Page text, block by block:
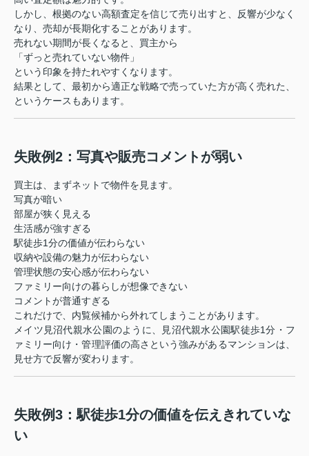
しかし、根拠のない高額査定を信じて売り出すと、反響が少なく
なり、売却が長期化することがあります。
売れない期間が長くなると、買主から
「ずっと売れていない物件」
という印象を持たれやすくなります。
結果として、最初から適正な戦略で売っていた方が高く売れた、
というケースもあります。
失敗例2：写真や販売コメントが弱い
買主は、まずネットで物件を見ます。
写真が暗い
部屋が狭く見える
生活感が強すぎる
駅徒歩1分の価値が伝わらない
収納や設備の魅力が伝わらない
管理状態の安心感が伝わらない
ファミリー向けの暮らしが想像できない
コメントが普通すぎる
これだけで、内覧候補から外れてしまうことがあります。
メイツ見沼代親水公園のように、見沼代親水公園駅徒歩1分・フ
ァミリー向け・管理評価の高さという強みがあるマンションは、
見せ方で反響が変わります。
失敗例3：駅徒歩1分の価値を伝えきれていな
い